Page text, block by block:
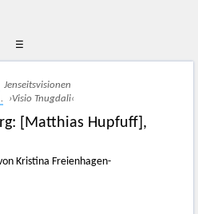
☰
Jenseitsvisionen
›Visio Tnugdali‹
: [Matthias Hupfuff] ,
Kristina Freienhagen-